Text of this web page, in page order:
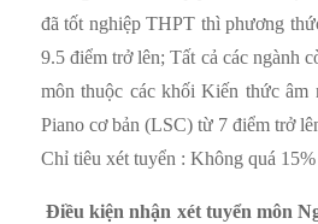
đã tốt nghiệp THPT thì phương
9.5 điểm trở lên; Tất cả các ngành
môn thuộc các khối Kiến thức
Piano cơ bản (LSC) từ 7 điểm trở
Chỉ tiêu xét tuyển : Không quá
Điều kiện nhận xét tuyển môn